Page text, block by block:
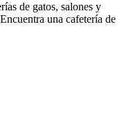
de gatos, salones y
una cafetería de